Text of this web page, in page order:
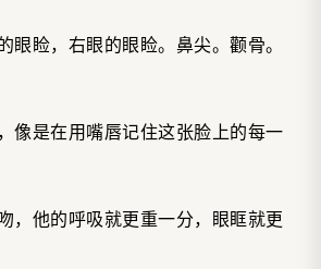
眼睑，右眼的眼睑。鼻尖。颧骨。
像是在用嘴唇记住这张脸上的每一
，他的呼吸就更重一分，眼眶就更